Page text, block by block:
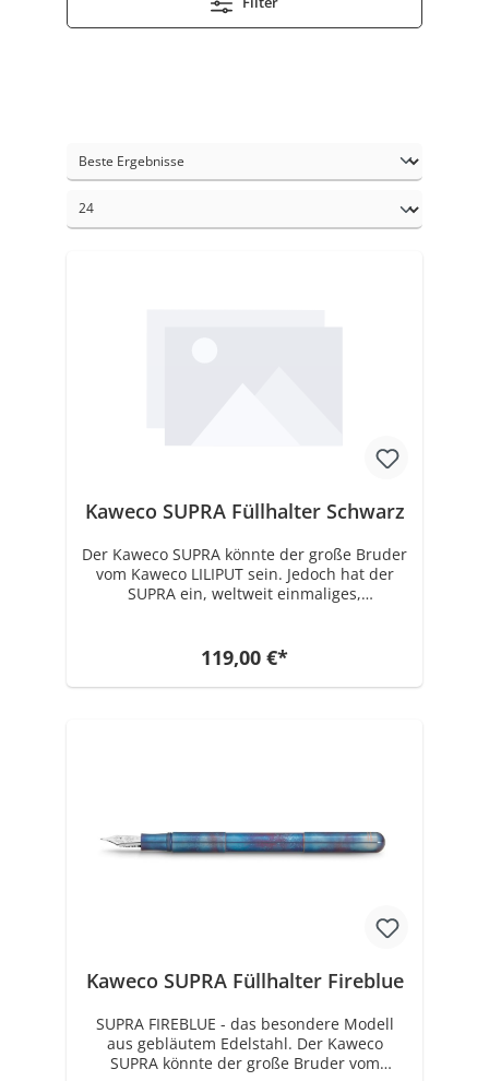
Kaweco SUPRA Füllhalter Schwarz
Der Kaweco SUPRA könnte der große Bruder
vom Kaweco LILIPUT sein. Jedoch hat der
SUPRA ein, weltweit einmaliges,
Kappe ist der SUPRA das größte
Schreibgerät von Kaweco. Der SUPRA
funktioniert mit Standard Tintenpatronen
119,00 €*
Kaweco SUPRA Füllhalter Fireblue
SUPRA FIREBLUE - das besondere Modell
aus gebläutem Edelstahl. Der Kaweco
SUPRA könnte der große Bruder vom